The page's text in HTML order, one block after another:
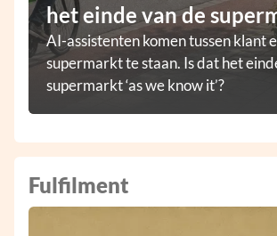
het einde van de
AI-assistenten komen tussen klant
supermarkt te staan. Is dat het
supermarkt ‘as we know it’?
Fulfilment